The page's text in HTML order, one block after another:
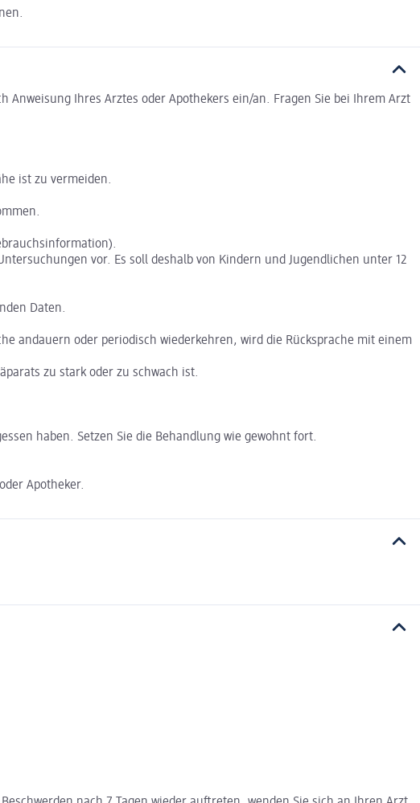
Ihres Arztes oder Apothekers ein/an. Fragen Sie bei Ihrem Arzt
ist zu vermeiden.
vor. Es soll deshalb von Kindern und Jugendlichen unter 12
Daten.
andauern oder periodisch wiederkehren, wird die Rücksprache mit einem
zu stark oder zu schwach ist.
haben. Setzen Sie die Behandlung wie gewohnt fort.
Apotheker.